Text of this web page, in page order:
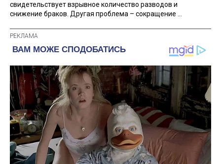
свидетельствует взрывное количество разводов и
снижение браков. Другая проблема – сокращение ...